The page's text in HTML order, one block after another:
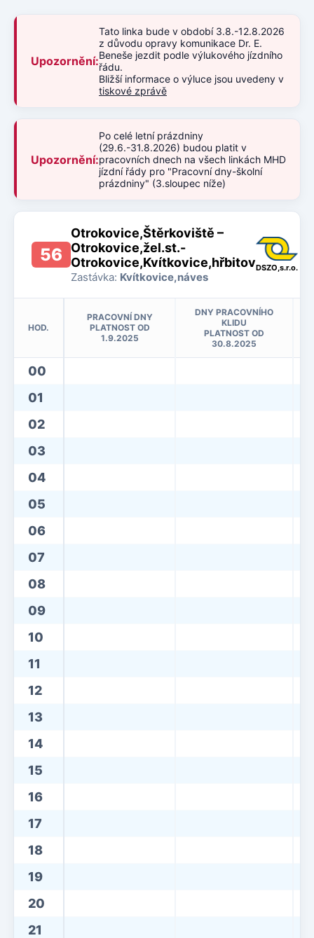
Upozornění:
Tato linka bude v období 3.8.-12.8.2026
z důvodu opravy komunikace Dr. E.
Beneše jezdit podle výlukového jízdního
řádu.
Bližší informace o výluce jsou uvedeny v
tiskové zprávě
Upozornění:
Po celé letní prázdniny
(29.6.-31.8.2026) budou platit v
pracovních dnech na všech linkách MHD
jízdní řády pro "Pracovní dny-školní
prázdniny" (3.sloupec níže)
56
Otrokovice,Štěrkoviště –
Otrokovice,žel.st.-
Otrokovice,Kvítkovice,hřbitov
Zastávka: Kvítkovice,náves
DSZO,s.r.o.
HOD.
PRACOVNÍ DNY
PLATNOST OD
1.9.2025
DNY PRACOVNÍHO
KLIDU
PLATNOST OD
30.8.2025
00
01
02
03
04
05
06
07
08
09
10
11
12
13
14
15
16
17
18
19
20
21